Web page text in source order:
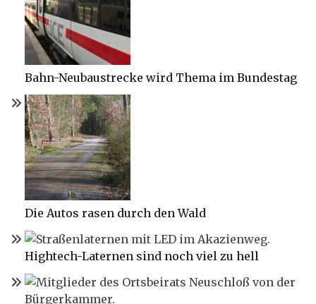
Bahn-Neubaustrecke wird Thema im Bundestag
Die Autos rasen durch den Wald
Hightech-Laternen sind noch viel zu hell